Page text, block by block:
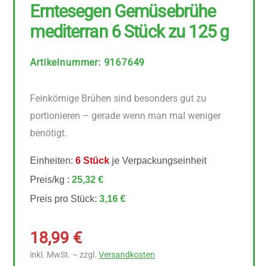
Erntesegen Gemüsebrühe
mediterran 6 Stück zu 125 g
Artikelnummer: 9167649
Feinkörnige Brühen sind besonders gut zu
portionieren – gerade wenn man mal weniger
benötigt.
Einheiten:6 Stück je Verpackungseinheit
Preis/kg :25,32 €
Preis pro Stück:3,16 €
18,99 €
inkl. MwSt. – zzgl.Versandkosten